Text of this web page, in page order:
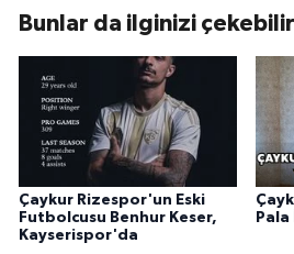
Bunlar da ilginizi çekebilir
Çaykur Rizespor'un Eski
Futbolcusu Benhur Keser,
Kayserispor'da